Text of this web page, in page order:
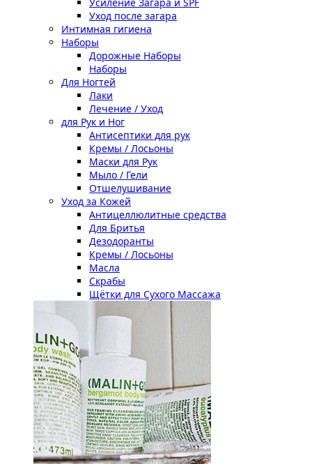
Уход после загара
Интимная гигиена
Наборы
Дорожные Наборы
Наборы
Для Ногтей
Лаки
Лечение / Уход
для Рук и Ног
Антисептики для рук
Кремы / Лосьоны
Маски для Рук
Мыло / Гели
Отшелушивание
Уход за Кожей
Антицеллюлитные средства
Для Бритья
Дезодоранты
Кремы / Лосьоны
Масла
Скрабы
Щётки для Сухого Массажа